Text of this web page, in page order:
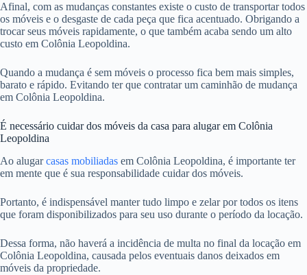
Afinal, com as mudanças constantes existe o custo de transportar todos
os móveis e o desgaste de cada peça que fica acentuado. Obrigando a
trocar seus móveis rapidamente, o que também acaba sendo um alto
custo em Colônia Leopoldina.
Quando a mudança é sem móveis o processo fica bem mais simples,
barato e rápido. Evitando ter que contratar um caminhão de mudança
em Colônia Leopoldina.
É necessário cuidar dos móveis da casa para alugar em Colônia
Leopoldina
Ao alugarcasas mobiliadas em Colônia Leopoldina, é importante ter
em mente que é sua responsabilidade cuidar dos móveis.
Portanto, é indispensável manter tudo limpo e zelar por todos os itens
que foram disponibilizados para seu uso durante o período da locação.
Dessa forma, não haverá a incidência de multa no final da locação em
Colônia Leopoldina, causada pelos eventuais danos deixados em
móveis da propriedade.